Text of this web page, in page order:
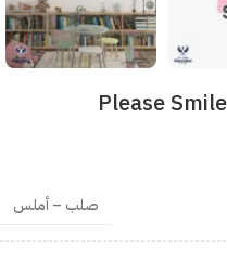
صلب – أملس